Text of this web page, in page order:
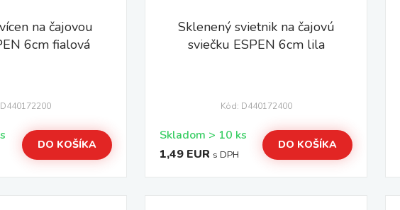
na čajovou
6cm fialová
ks
DO KOŠÍKA
Sklenený svietnik na čajovú
sviečku ESPEN 6cm lila
Kód: D440172400
Skladom > 10 ks
1,49 EUR s DPH
DO KOŠÍKA